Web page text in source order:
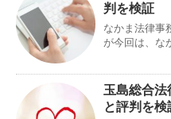
判を検証
なかま法律事
が今回は、な
玉島総合法
と評判を検